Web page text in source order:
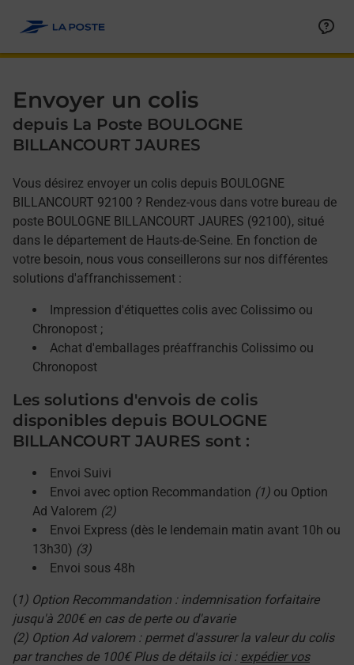
Envoyer un colis
depuis La Poste BOULOGNE
BILLANCOURT JAURES
Vous désirez envoyer un colis depuis BOULOGNE
BILLANCOURT 92100 ? Rendez-vous dans votre bureau de
poste BOULOGNE BILLANCOURT JAURES (92100), situé
dans le département de Hauts-de-Seine. En fonction de
votre besoin, nous vous conseillerons sur nos différentes
solutions d'affranchissement :
Impression d'étiquettes colis avec Colissimo ou
Chronopost ;
Achat d'emballages préaffranchis Colissimo ou
Chronopost
Les solutions d'envois de colis
disponibles depuis BOULOGNE
BILLANCOURT JAURES sont :
Envoi Suivi
Envoi avec option Recommandation (1) ou Option
Ad Valorem (2)
Envoi Express (dès le lendemain matin avant 10h ou
13h30) (3)
Envoi sous 48h
( 1) Option Recommandation : indemnisation forfaitaire
jusqu'à 200€ en cas de perte ou d'avarie
(2) Option Ad valorem : permet d'assurer la valeur du colis
par tranches de 100€ Plus de détails ici : expédier vos